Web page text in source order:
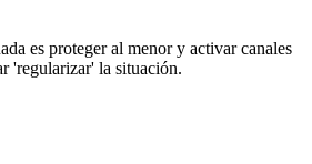
es proteger al menor y activar canales
'regularizar' la situación.